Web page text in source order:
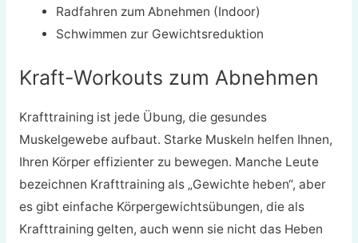
Radfahren zum Abnehmen (Indoor)
Schwimmen zur Gewichtsreduktion
Kraft-Workouts zum Abnehmen
Krafttraining ist jede Übung, die gesundes
Muskelgewebe aufbaut. Starke Muskeln helfen Ihnen,
Ihren Körper effizienter zu bewegen. Manche Leute
bezeichnen Krafttraining als „Gewichte heben“, aber
es gibt einfache Körpergewichtsübungen, die als
Krafttraining gelten, auch wenn sie nicht das Heben